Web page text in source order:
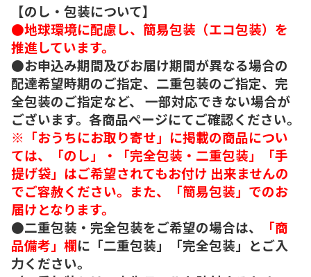
【のし・包装について】
●地球環境に配慮し、簡易包装（エコ包装）を
推進しています。
●お申込み期間及びお届け期間が異なる場合の
配達希望時期のご指定、二重包装のご指定、完
全包装のご指定など、 一部対応できない場合が
ございます。各商品ページにてご確認ください。
※「おうちにお取り寄せ」に掲載の商品につい
ては、「のし」・「完全包装・二重包装」「手
提げ袋」はご希望されてもお付け 出来ませんの
でご容赦ください。また、「簡易包装」でのお
届けとなります。
●二重包装・完全包装をご希望の場合は、
「商
品備考」欄に「二重包装」「完全包装」とご入
力ください。